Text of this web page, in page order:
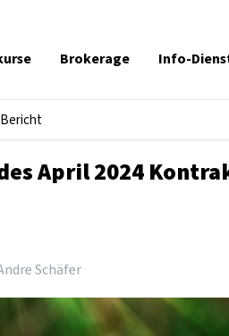
Brokerage Info-
Bericht
April 2024
Schäfer